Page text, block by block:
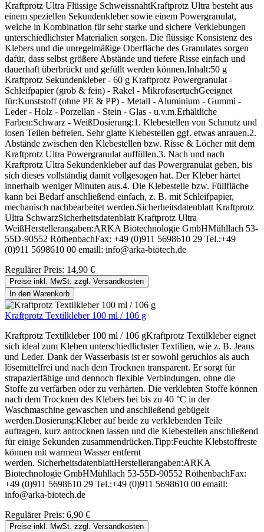
Kraftprotz Ultra Flüssige SchweissnahtKraftprotz Ultra besteht aus
einem speziellen Sekundenkleber sowie einem Powergranulat,
welche in Kombination für sehr starke und sichere Verklebungen
unterschiedlichster Materialien sorgen. Die flüssige Konsistenz des
Klebers und die unregelmäßige Oberfläche des Granulates sorgen
dafür, dass selbst größere Abstände und tiefere Risse einfach und
dauerhaft überbrückt und gefüllt werden können.Inhalt:50 g
Kraftprotz Sekundenkleber - 60 g Kraftprotz Powergranulat -
Schleifpapier (grob & fein) - Rakel - MikrofasertuchGeeignet
für:Kunststoff (ohne PE & PP) - Metall - Aluminium - Gummi -
Leder - Holz - Porzellan - Stein - Glas - u.v.m.Erhältliche
Farben:Schwarz - WeißDosierung:1. Klebestellen von Schmutz und
losen Teilen befreien. Sehr glatte Klebestellen ggf. etwas anrauen.2.
Abstände zwischen den Klebestellen bzw. Risse & Löcher mit dem
Kraftprotz Ultra Powergranulat auffüllen.3. Nach und nach
Kraftprotz Ultra Sekundenkleber auf das Powergranulat geben, bis
sich dieses vollständig damit vollgesogen hat. Der Kleber härtet
innerhalb weniger Minuten aus.4. Die Klebestelle bzw. Füllfläche
kann bei Bedarf anschließend einfach, z. B. mit Schleifpapier,
mechanisch nachbearbeitet werden.Sicherheitsdatenblatt Kraftprotz
Ultra SchwarzSicherheitsdatenblatt Kraftprotz Ultra
WeißHerstellerangaben:ARKA Biotechnologie GmbHMühllach 53-
55D-90552 RöthenbachFax: +49 (0)911 5698610 29 Tel.:+49
(0)911 5698610 00 emaill: info@arka-biotech.de
Regulärer Preis: 14,90 €
Preise inkl. MwSt. zzgl. Versandkosten
In den Warenkorb
Kraftprotz Textilkleber 100 ml / 106 g
Kraftprotz Textilkleber 100 ml / 106 gKraftprotz Textilkleber eignet
sich ideal zum Kleben unterschiedlichster Textilien, wie z. B. Jeans
und Leder. Dank der Wasserbasis ist er sowohl geruchlos als auch
lösemittelfrei und nach dem Trocknen transparent. Er sorgt für
strapazierfähige und dennoch flexible Verbindungen, ohne die
Stoffe zu verfärben oder zu verhärten. Die verklebten Stoffe können
nach dem Trocknen des Klebers bei bis zu 40 °C in der
Waschmaschine gewaschen und anschließend gebügelt
werden.Dosierung:Kleber auf beide zu verklebenden Teile
auftragen, kurz antrocknen lassen und die Klebestellen anschließend
für einige Sekunden zusammendrücken.Tipp:Feuchte Klebstoffreste
können mit warmem Wasser entfernt
werden. SicherheitsdatenblattHerstellerangaben:ARKA
Biotechnologie GmbHMühllach 53-55D-90552 RöthenbachFax:
+49 (0)911 5698610 29 Tel.:+49 (0)911 5698610 00 emaill:
info@arka-biotech.de
Regulärer Preis: 6,90 €
Preise inkl. MwSt. zzgl. Versandkosten